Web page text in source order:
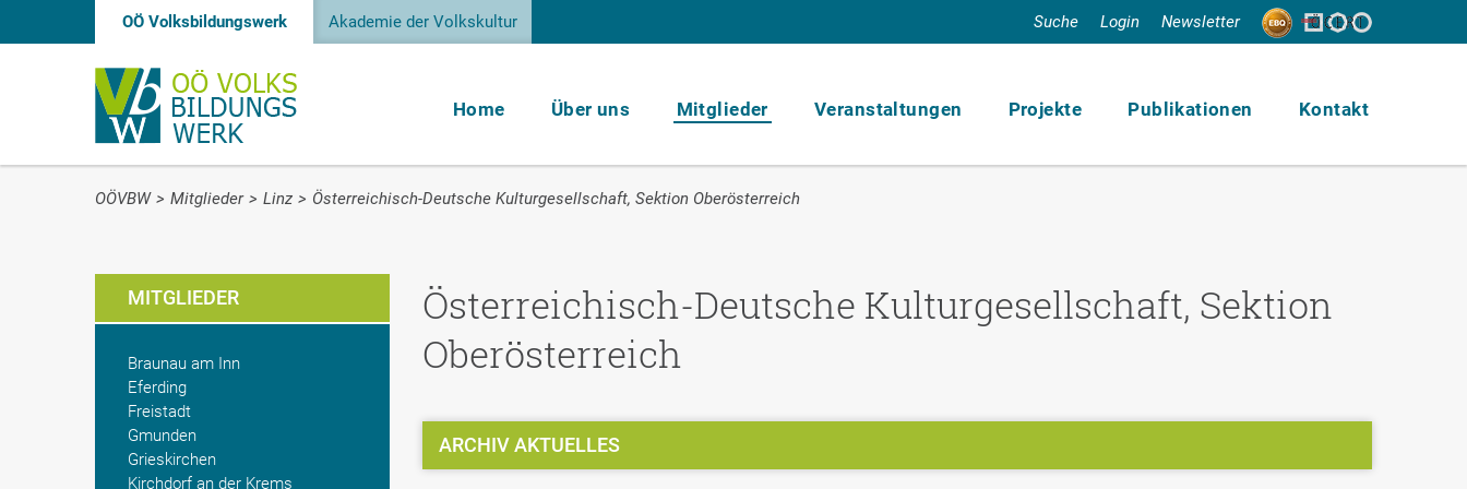
OÖ Volksbildungswerk Akademie der Volkskultur Suche Login Newsletter
Home Über uns Mitglieder Veranstaltungen Projekte Publikationen Kontakt
OÖVBW > Mitglieder > Linz > Österreichisch-Deutsche Kulturgesellschaft, Sektion Oberösterreich
Österreichisch-Deutsche Kulturgesellschaft, Sektion
Oberösterreich
ARCHIV AKTUELLES
MITGLIEDER
Braunau am Inn
Eferding
Freistadt
Gmunden
Grieskirchen
Kirchdorf an der Krems